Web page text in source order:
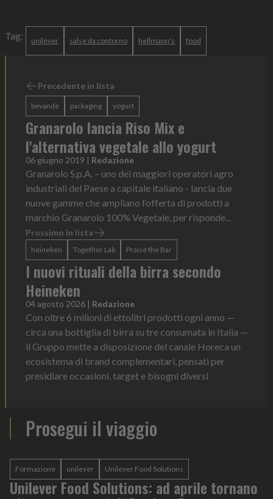
Tag: unilever salse da contorno hellmann's food
Precedente in lista
bevande packaging yogurt
Granarolo lancia Riso Mix e
l'alternativa vegetale allo yogurt
06 giugno 2019 | Redazione
Granarolo S.p.A. – uno dei maggiori operatori agro
industriali del Paese a capitale italiano - lancia due
nuove gamme che ampliano l’offerta di prodotti a
marchio Granarolo 100% Vegetale, per risponde...
Prossimo in lista
heineken Together Lab Praise the Bar
I nuovi rituali della birra secondo
Heineken
04 agosto 2026 | Redazione
Con oltre 6 milioni di ettolitri prodotti ogni anno —
circa una bottiglia di birra su tre consumata in Italia —
il Gruppo mette a disposizione del canale Horeca un
ecosistema di brand complementari, pensati per
presidiare occasioni, target e bisogni diversi
Prosegui il viaggio
Formazione unilever Unilever Food Solutions
Unilever Food Solutions: ad aprile tornano